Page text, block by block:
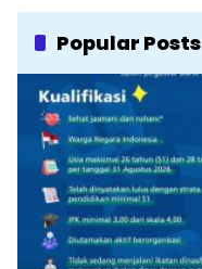
Popular Posts